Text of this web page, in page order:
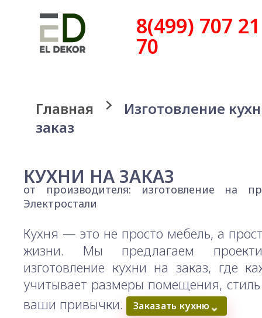
8(499) 707 21
70
Главная
Изготовление
заказ
КУХНИ НА ЗАКАЗ
от производителя: изготовление на
Электростали
Кухня — это не просто мебель, а
жизни. Мы предлагаем
изготовление кухни на заказ, где
учитывает размеры помещения,
ваши привычки.
Заказать кухню ⌄